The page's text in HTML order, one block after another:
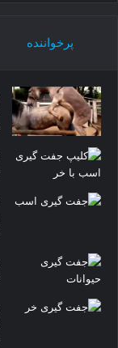
پرخواننده